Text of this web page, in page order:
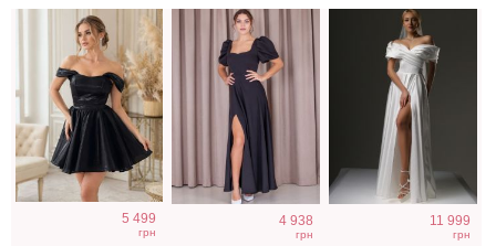
5 499
грн
4 938
грн
11 999
грн